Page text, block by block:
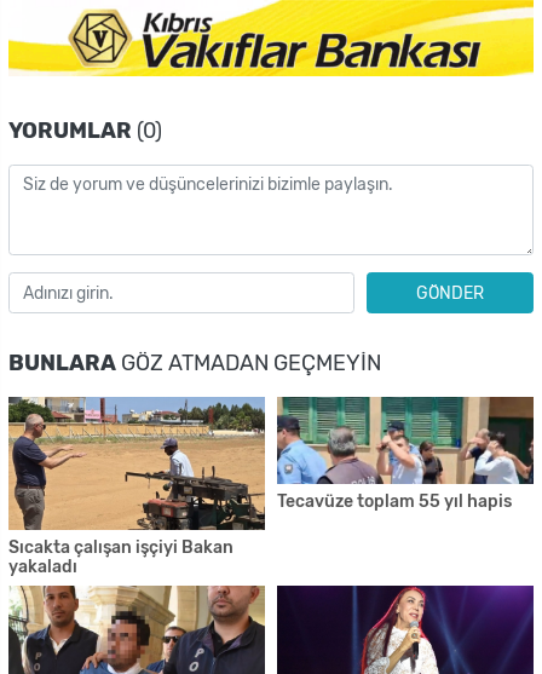
YORUMLAR (0)
GÖNDER
BUNLARA GÖZ ATMADAN GEÇMEYIN
Sıcakta çalışan işçiyi Bakan
yakaladı
Tecavüze toplam 55 yıl hapis